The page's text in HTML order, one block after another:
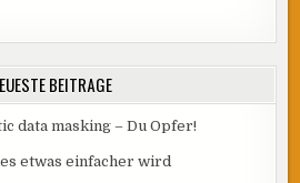
BEITRÄGE
data masking – Du Opfer!
etwas einfacher wird